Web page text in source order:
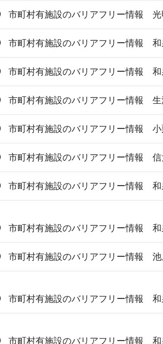
市町村有施設のバリアフリー情報 光
市町村有施設のバリアフリー情報 和
市町村有施設のバリアフリー情報 和
市町村有施設のバリアフリー情報 生
市町村有施設のバリアフリー情報 小
市町村有施設のバリアフリー情報 信
市町村有施設のバリアフリー情報 和
市町村有施設のバリアフリー情報 和
市町村有施設のバリアフリー情報 池
市町村有施設のバリアフリー情報 和
市町村有施設のバリアフリー情報 和